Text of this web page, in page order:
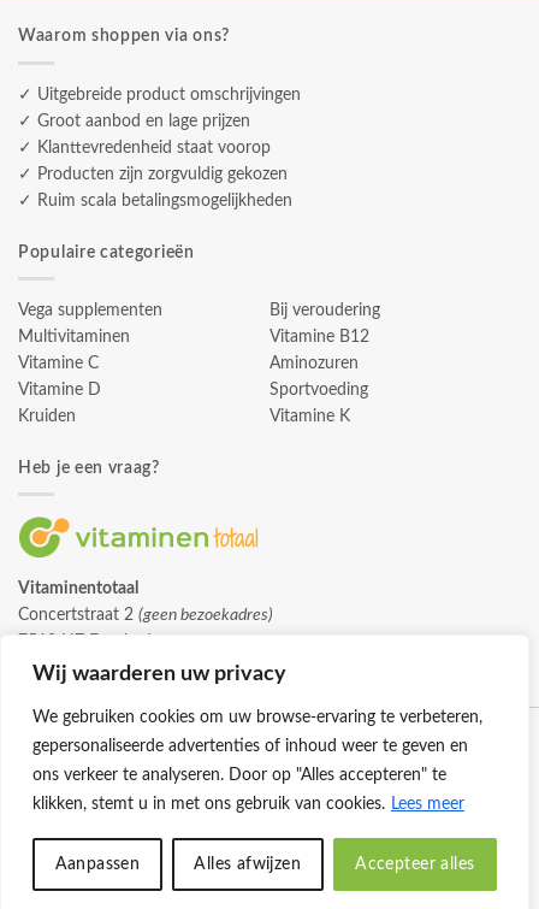
Wij waarderen uw privacy
We gebruiken cookies om uw browse-ervaring te verbeteren,
gepersonaliseerde advertenties of inhoud weer te geven en
ons verkeer te analyseren. Door op "Alles accepteren" te
klikken, stemt u in met ons gebruik van cookies. Lees meer
Aanpassen Alles afwijzen Accepteer alles
Waarom shoppen via ons?
✓ Uitgebreide product omschrijvingen
✓ Groot aanbod en lage prijzen
✓ Klanttevredenheid staat voorop
✓ Producten zijn zorgvuldig gekozen
✓ Ruim scala betalingsmogelijkheden
Populaire categorieën
Vega supplementen
Multivitaminen
Vitamine C
Vitamine D
Kruiden
Bij veroudering
Vitamine B12
Aminozuren
Sportvoeding
Vitamine K
Heb je een vraag?
Vitaminentotaal
Concertstraat 2 (geen bezoekadres)
info@vitaminentotaal.nl
© 2026 -Vitaminentotaal.nl